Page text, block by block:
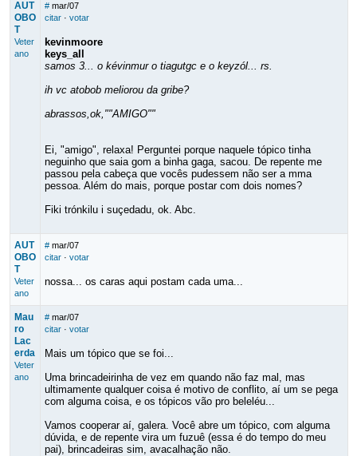
AUT
OBO
T
Veter
ano
# mar/07
citar· votar
kevinmoore
keys_all
samos 3... o kévinmur o tiagutgc e o keyzól... rs.
ih vc atobob meliorou da gribe?
abrassos,ok,""AMIGO""
Ei, "amigo", relaxa! Perguntei porque naquele tópico tinha
neguinho que saia gom a binha gaga, sacou. De repente me
passou pela cabeça que vocês pudessem não ser a mma
pessoa. Além do mais, porque postar com dois nomes?
Fiki trónkilu i suçedadu, ok. Abc.
AUT
OBO
T
Veter
ano
# mar/07
citar· votar
nossa... os caras aqui postam cada uma...
Mau
ro
Lac
erda
Veter
ano
# mar/07
citar· votar
Mais um tópico que se foi...
Uma brincadeirinha de vez em quando não faz mal, mas
ultimamente qualquer coisa é motivo de conflito, aí um se pega
com alguma coisa, e os tópicos vão pro beleléu...
Vamos cooperar aí, galera. Você abre um tópico, com alguma
dúvida, e de repente vira um fuzuê (essa é do tempo do meu
pai), brincadeiras sim, avacalhação não.